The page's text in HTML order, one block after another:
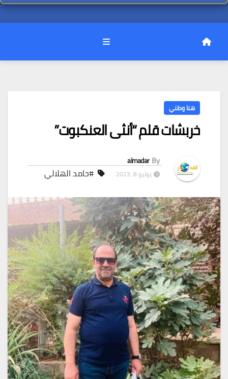
هنا وطني
خربشات قلم “أنثى العنكبوت”
By
almadar
يوليو 8, 2023 #حامد الهلالي